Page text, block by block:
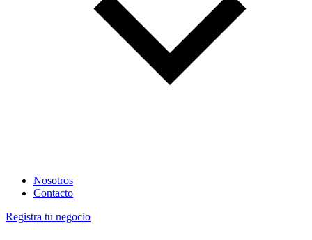
Nosotros
Contacto
Registra tu negocio